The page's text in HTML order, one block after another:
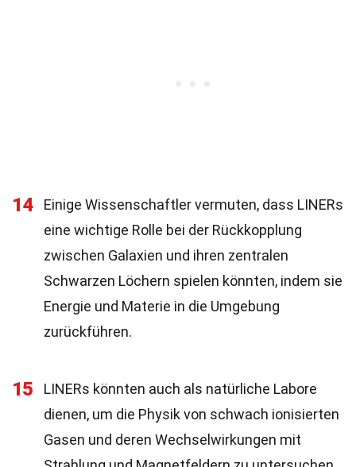
14
Einige Wissenschaftler vermuten, dass LINERs
eine wichtige Rolle bei der Rückkopplung
zwischen Galaxien und ihren zentralen
Schwarzen Löchern spielen könnten, indem sie
Energie und Materie in die Umgebung
zurückführen.
15
LINERs könnten auch als natürliche Labore
dienen, um die Physik von schwach ionisierten
Gasen und deren Wechselwirkungen mit